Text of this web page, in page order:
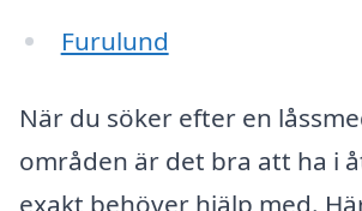
Furulund
När du söker efter en
områden är det bra att ha i
exakt behöver hjälp med.